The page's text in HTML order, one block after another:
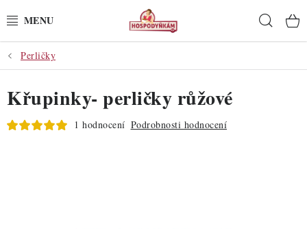
na
POTŘEBY
POMŮCKY
SUROVINY
Perličky
Křupinky- perličky růžové
1 hodnocení Podrobnosti hodnocení